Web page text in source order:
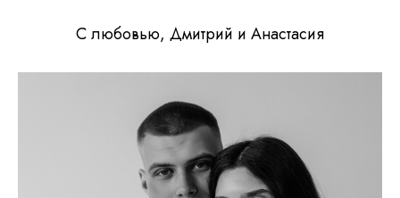
С любовью, Дмитрий и Анастасия